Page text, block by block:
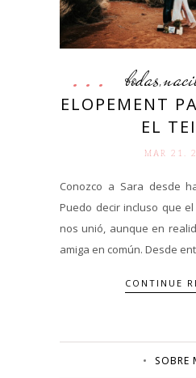
bodas,
ELOPEMENT
EL
MAR 21.
Conozco a Sara desde
Puedo decir incluso que
nos unió, aunque en
amiga en común. Desde
CONTINUE
SOBRE